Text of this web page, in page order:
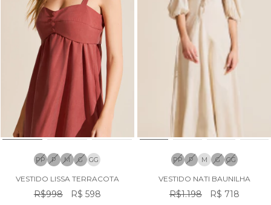
PP P M G GG
VESTIDO LISSA TERRACOTA
R$998 R$ 598
PP P M G GG
VESTIDO NATI BAUNILHA
R$1.198 R$ 718